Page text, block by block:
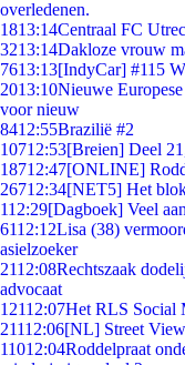
overledenen.
1813:14Centraal FC
3213:14Dakloze vrouw
7613:13[IndyCar] #115
2013:10Nieuwe
voor nieuw
8412:55Brazilië #2
10712:53[Breien] Deel
18712:47[ONLINE]
26712:34[NET5] Het
112:29[Dagboek] Veel
6112:12Lisa (38)
asielzoeker
2112:08Rechtszaak
advocaat
12112:07Het RLS Social
21112:06[NL] Street
11012:04Roddelpraat